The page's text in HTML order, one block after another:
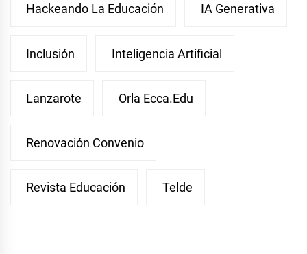
Hackeando La Educación IA Generativa
Inclusión Inteligencia Artificial
Lanzarote Orla Ecca.edu
Renovación Convenio
Revista Educación Telde